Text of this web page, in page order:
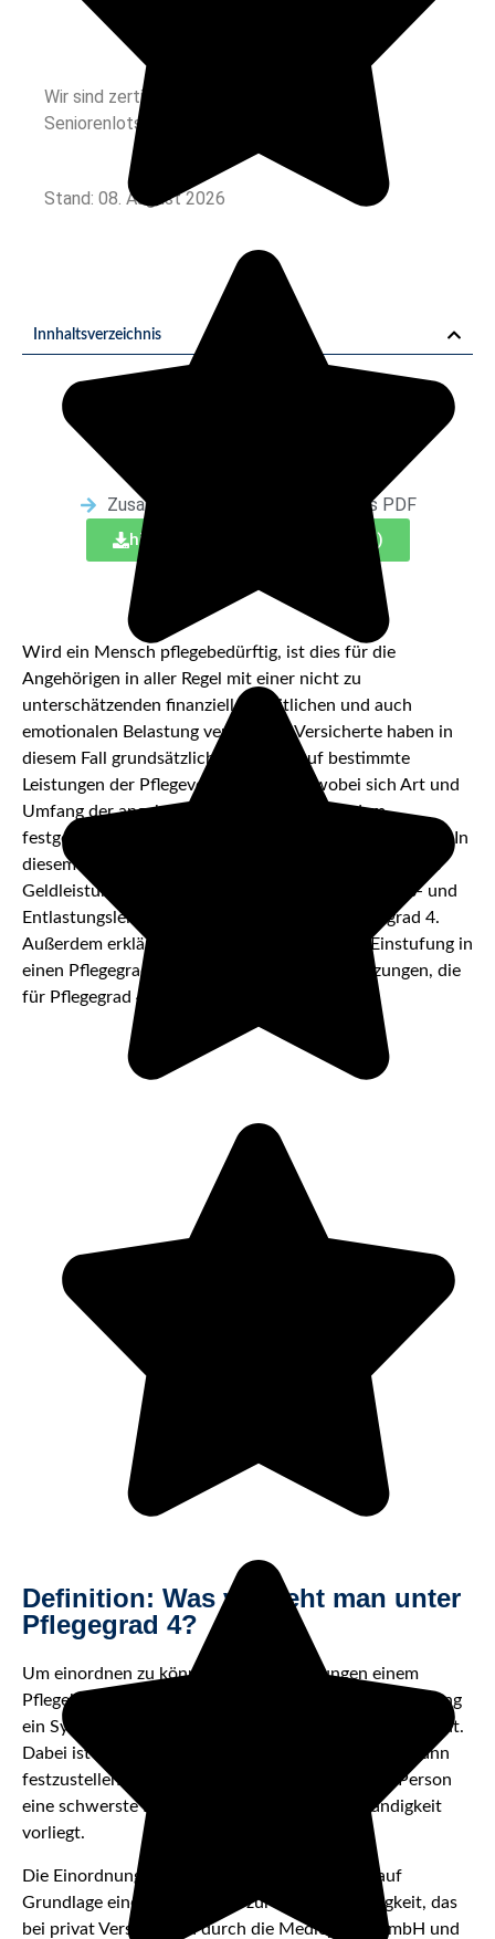
Zusammenfassung des Artikels als PDF
hier herunterladen (PDF, 521 KB)
Wird ein Mensch pflegebedürftig, ist dies für die
Angehörigen in aller Regel mit einer nicht zu
unterschätzenden finanziellen, zeitlichen und auch
emotionalen Belastung verbunden. Versicherte haben in
diesem Fall grundsätzlich Anspruch auf bestimmte
Leistungen der Pflegeversicherungen, wobei sich Art und
Umfang der angebotenen Leistungen nach dem
festgestellten Pflegegrad des Pflegebedürftigen richten. In
diesem Beitrag werfen wir einen genauen Blick auf die
Geldleistungen, Pflegeleistungen sowie Betreuungs- und
Entlastungsleistungen für Menschen mit Pflegegrad 4.
Außerdem erklären wir das Vorgehen bei der Einstufung in
einen Pflegegrad und gehen auf die Voraussetzungen, die
für Pflegegrad 4 gegeben sein müssen, ein.
Definition: Was versteht man unter
Pflegegrad 4?
Um einordnen zu können, welche Leistungen einem
Pflegebedürftigen zustehen, nutzt die Pflegeversicherung
ein System, das aus insgesamt fünf Pflegegraden besteht.
Dabei ist Pflegegrad 4 der zweithöchste Grad, der dann
festzustellen ist, wenn bei der pflegebedürftigen Person
eine schwerste Beeinträchtigung der Selbstständigkeit
vorliegt.
Die Einordnung in einen Pflegegrad geschieht auf
Grundlage eines Gutachtens zur Pflegebedürftigkeit, das
bei privat Versicherten durch die Medicproof GmbH und
Wir sind zertifiziert durch den Deutschen
Seniorenlotse
Stand: 08. August 2026
Innhaltsverzeichnis